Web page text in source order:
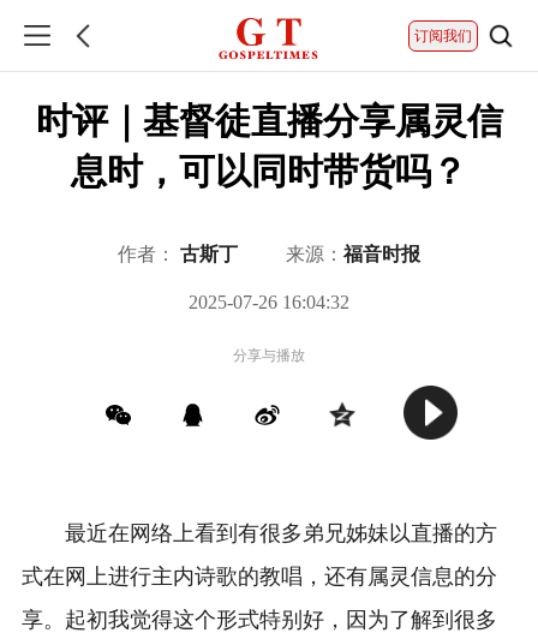
订阅我们
时评｜基督徒直播分享属灵信
息时，可以同时带货吗？
作者： 古斯丁 来源： 福音时报
2025-07-26 16:04:32
分享与播放
最近在网络上看到有很多弟兄姊妹以直播的方
式在网上进行主内诗歌的教唱，还有属灵信息的分
享。起初我觉得这个形式特别好，因为了解到很多